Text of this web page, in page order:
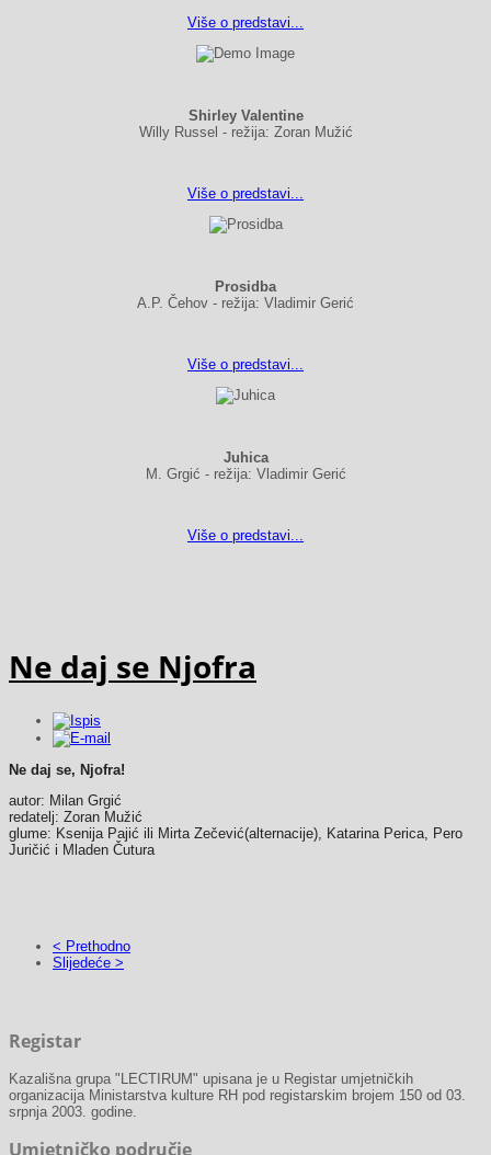
Više o predstavi...
Shirley Valentine
Willy Russel - režija: Zoran Mužić
Više o predstavi...
Prosidba
A.P. Čehov - režija: Vladimir Gerić
Više o predstavi...
Juhica
M. Grgić - režija: Vladimir Gerić
Više o predstavi...
Ne daj se Njofra
Ne daj se, Njofra!
autor: Milan Grgić
redatelj: Zoran Mužić
glume: Ksenija Pajić ili Mirta Zečević(alternacije), Katarina Perica, Pero
Juričić i Mladen Čutura
< Prethodno
Slijedeće >
Registar
Kazališna grupa "LECTIRUM" upisana je u Registar umjetničkih
organizacija Ministarstva kulture RH pod registarskim brojem 150 od 03.
srpnja 2003. godine.
Umjetničko područje